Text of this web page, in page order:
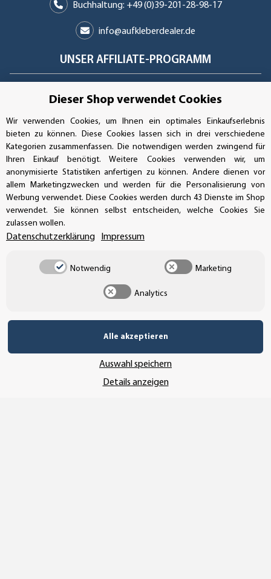
Buchhaltung: +49 (0)39-201-28-98-17
info@aufkleberdealer.de
UNSER AFFILIATE-PROGRAMM
UNSERE ZAHLUNGSARTEN*
SSL-Verschlüsselung
UNSER VERSANDDIENSTLEISTER
Dieser Shop verwendet Cookies
Wir verwenden Cookies, um Ihnen ein optimales Einkaufserlebnis
bieten zu können. Diese Cookies lassen sich in drei verschiedene
Kategorien zusammenfassen. Die notwendigen werden zwingend für
Ihren Einkauf benötigt. Weitere Cookies verwenden wir, um
anonymisierte Statistiken anfertigen zu können. Andere dienen vor
allem Marketingzwecken und werden für die Personalisierung von
Werbung verwendet. Diese Cookies werden durch 43 Dienste im Shop
verwendet. Sie können selbst entscheiden, welche Cookies Sie
zulassen wollen.
Datenschutzerklärung Impressum
Notwendig Marketing
Analytics
Alle akzeptieren
Auswahl speichern
Details anzeigen